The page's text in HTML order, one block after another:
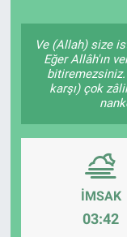
Ve (Allah) size
Eğer Allâh'ın
karşı) çok
İMSAK
03:42
Bilecik
Genel